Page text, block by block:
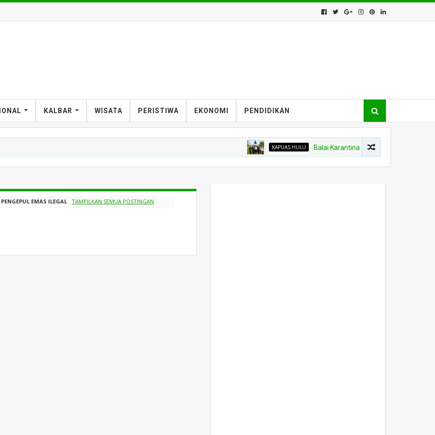
KALBAR WISATA PERISTIWA EKONOMI PENDIDIKAN
KAPUAS HULU Balai Karantina Kalbar Tinjau Jalur Tidak
EMAS ILEGAL. TAMPILKAN SEMUA POSTINGAN